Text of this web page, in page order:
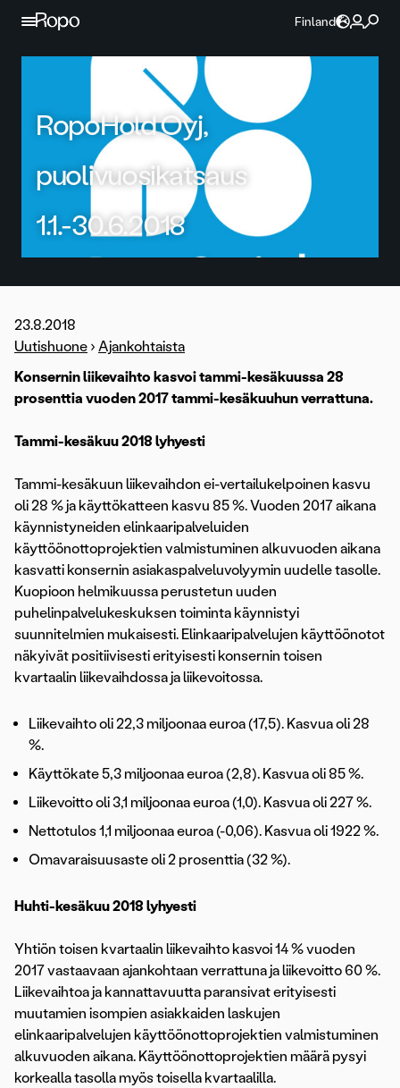
Jatka sisältöön
Finland
RopoHold Oyj,
puolivuosikatsaus
1.1.-30.6.2018
23.8.2018
Uutishuone › Ajankohtaista
Konsernin liikevaihto kasvoi tammi-kesäkuussa 28
prosenttia vuoden 2017 tammi-kesäkuuhun verrattuna.
Tammi-kesäkuu 2018 lyhyesti
Tammi-kesäkuun liikevaihdon ei-vertailukelpoinen kasvu
oli 28 % ja käyttökatteen kasvu 85 %. Vuoden 2017 aikana
käynnistyneiden elinkaaripalveluiden
käyttöönottoprojektien valmistuminen alkuvuoden aikana
kasvatti konsernin asiakaspalveluvolyymin uudelle tasolle.
Kuopioon helmikuussa perustetun uuden
puhelinpalvelukeskuksen toiminta käynnistyi
suunnitelmien mukaisesti. Elinkaaripalvelujen käyttöönotot
näkyivät positiivisesti erityisesti konsernin toisen
kvartaalin liikevaihdossa ja liikevoitossa.
Liikevaihto oli 22,3 miljoonaa euroa (17,5). Kasvua oli 28
%.
Käyttökate 5,3 miljoonaa euroa (2,8). Kasvua oli 85 %.
Liikevoitto oli 3,1 miljoonaa euroa (1,0). Kasvua oli 227 %.
Nettotulos 1,1 miljoonaa euroa (-0,06). Kasvua oli 1922 %.
Omavaraisuusaste oli 2 prosenttia (32 %).
Huhti-kesäkuu 2018 lyhyesti
Yhtiön toisen kvartaalin liikevaihto kasvoi 14 % vuoden
2017 vastaavaan ajankohtaan verrattuna ja liikevoitto 60 %.
Liikevaihtoa ja kannattavuutta paransivat erityisesti
muutamien isompien asiakkaiden laskujen
elinkaaripalvelujen käyttöönottoprojektien valmistuminen
alkuvuoden aikana. Käyttöönottoprojektien määrä pysyi
korkealla tasolla myös toisella kvartaalilla.